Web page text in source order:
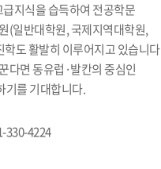
지식을 습득하여 전공학문
(일반대학원, 국제지역대학원,
도 활발히 이루어지고 있습니
다면 동유럽·발칸의 중심인
기를 기대합니다.
330-4224